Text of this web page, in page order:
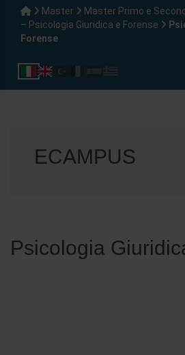
Master Master Primo e
– Psicologia Giuridica e Forense
Forense
ECAMPUS
Psicologia